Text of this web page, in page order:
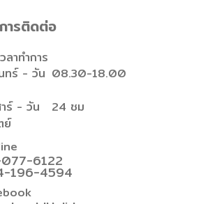
ารติดต่อ
ลาทำการ
ทร์ - วัน 08.30-18.00
ร์ - วัน
ย์
24 ชม
6122
196-4594